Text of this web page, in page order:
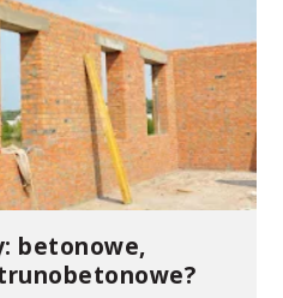
betonowe,